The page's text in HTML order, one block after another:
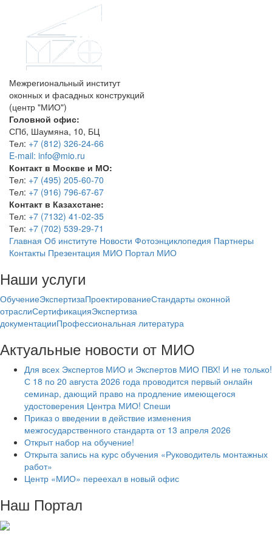
Межрегиональный институт
оконных и фасадных конструкций
(центр "МИО")
Головной офис:
СПб, Шаумяна, 10, БЦ
Тел: +7 (812) 326-24-66
E-mail: info@mio.ru
Контакт в Москве и МО:
Тел: +7 (495) 205-60-70
Тел: +7 (916) 796-67-67
Контакт в Казахстане:
Тел: +7 (7132) 41-02-35
Тел: +7 (702) 539-29-71
Главная Об институте Новости Фотоэнциклопедия Партнеры
Контакты Презентация МИО Портал МИО
Наши услуги
ОбучениеЭкспертизаПроектированиеСтандарты оконной
отраслиСертификацияЭкспертиза
документацииПрофессиональная литература
Актуальные новости от МИО
Для всех Экспертов МИО и Экспертов МИО ПВХ! И не только!
С 18 по 20 августа 2026 года проводится первый онлайн
семинар, дающий право на продление имеющегося
удостоверения Центра МИО! Спеши
Приказ о введении в действие изменения
межгосударственного стандарта от 13 апреля 2026
Открыт набор на обучение!
Открыта запись на курс обучения «Руководитель монтажных
работ»
Центр «МИО» переехал в новый офис
Наш Портал